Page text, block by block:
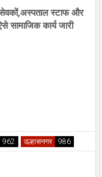
स्टाफ और
सामाजिक कार्य जारी
उल्हासनगर